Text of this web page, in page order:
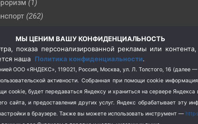
(1)
(262)
(76)
(2)
и спорт (2)
(8)
(1172)
МЫ ЦЕНИМ ВАШУ КОНФИДЕНЦИАЛЬНОСТЬ
показа персонализированной рекламы или
наша Политика конфиденциальности.
ООО «ЯНДЕКС», 119021, Россия, Москва, ул. Л. Толстого, 16
активности. Собранная при помощи cookie
cookie, будет передаваться Яндексу и храниться на сервере
сайта, и предоставления других услуг. Яндекс обрабатывает эту
в браузере. Также вы можете использовать инструмент —